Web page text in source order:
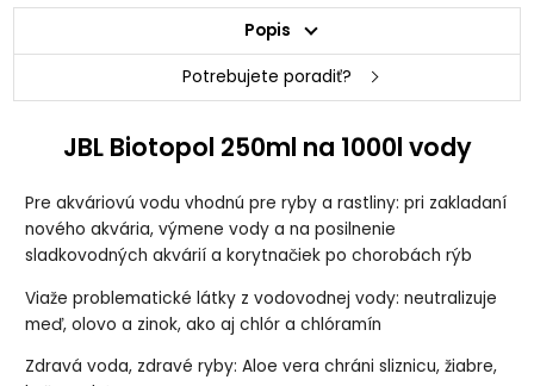
Popis
Potrebujete poradiť?
JBL Biotopol 250ml na 1000l vody
Pre akváriovú vodu vhodnú pre ryby a rastliny: pri zakladaní
nového akvária, výmene vody a na posilnenie
sladkovodných akvárií a korytnačiek po chorobách rýb
Viaže problematické látky z vodovodnej vody: neutralizuje
meď, olovo a zinok, ako aj chlór a chlóramín
Zdravá voda, zdravé ryby: Aloe vera chráni sliznicu, žiabre,